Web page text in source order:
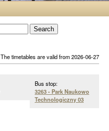
The timetables are valid from 2026-06-27
Bus stop:
3263 - Park Naukowo
Technologiczny 03